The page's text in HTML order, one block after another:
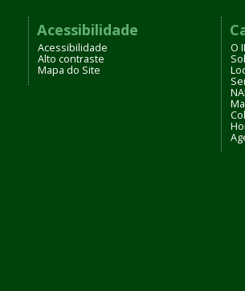
Acessibilidade
Acessibilidade
Alto contraste
Mapa do Site
O